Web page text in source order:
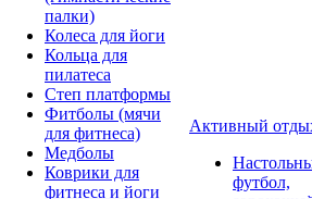
палки)
Колеса для йоги
Кольца для
пилатеса
Степ платформы
Фитболы (мячи
для фитнеса)
Медболы
Коврики для
фитнеса и йоги
Активный
футбол,